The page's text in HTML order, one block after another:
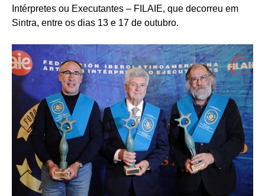
Intérpretes ou Executantes – FILAIE, que decorreu em
Sintra, entre os dias 13 e 17 de outubro.